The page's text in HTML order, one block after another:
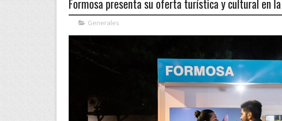
Formosa presenta su oferta turística y cultural en
Generales